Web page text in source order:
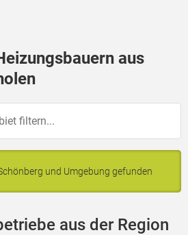
aus
und Umgebung gefunden
aus der Region